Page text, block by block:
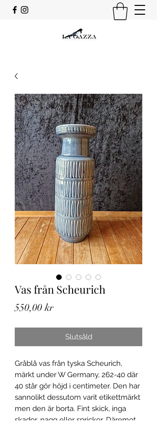
Vas från Scheurich
550,00 krPris
Slutsåld
Gråblå vas från tyska Scheurich,
märkt under W Germany, 262-40 där
40 står gör höjd i centimeter. Den har
sannolikt dessutom varit etikettmärkt
men den är borta. Fint skick, inga
skador, nagg eller sprickor. Däremot